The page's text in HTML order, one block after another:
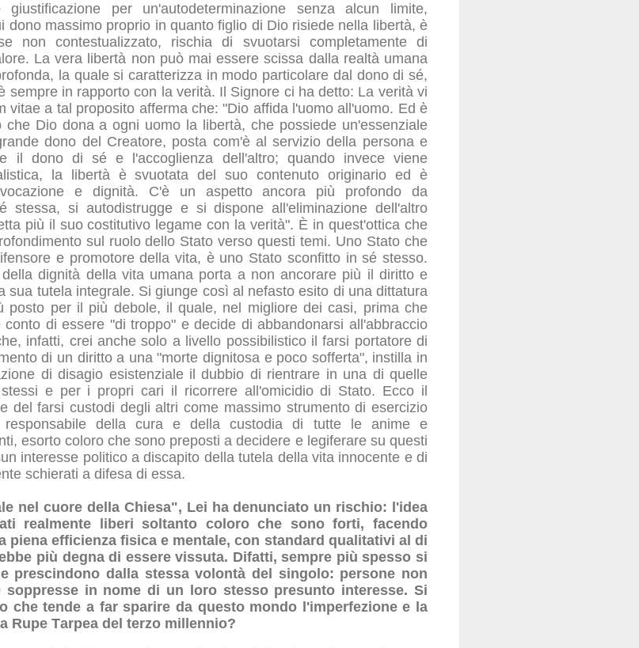
per un'autodeterminazione senza alcun limite,
dono massimo proprio in quanto figlio di Dio risiede nella libertà, è
non contestualizzato, rischia di svuotarsi completamente di
La vera libertà non può mai essere scissa dalla realtà umana
la quale si caratterizza in modo particolare dal dono di sé,
sempre in rapporto con la verità. Il Signore ci ha detto: La verità vi
vitae a tal proposito afferma che: "Dio affida l'uomo all'uomo. Ed è
Dio dona a ogni uomo la libertà, che possiede un'essenziale
dono del Creatore, posta com'è al servizio della persona e
il dono di sé e l'accoglienza dell'altro; quando invece viene
la libertà è svuotata del suo contenuto originario ed è
e dignità. C'è un aspetto ancora più profondo da
stessa, si autodistrugge e si dispone all'eliminazione dell'altro
più il suo costitutivo legame con la verità". È in quest'ottica che
sul ruolo dello Stato verso questi temi. Uno Stato che
e promotore della vita, è uno Stato sconfitto in sé stesso.
dignità della vita umana porta a non ancorare più il diritto e
sua tutela integrale. Si giunge così al nefasto esito di una dittatura
per il più debole, il quale, nel migliore dei casi, prima che
di essere "di troppo" e decide di abbandonarsi all'abbraccio
infatti, crei anche solo a livello possibilistico il farsi portatore di
di un diritto a una "morte dignitosa e poco sofferta", instilla in
di disagio esistenziale il dubbio di rientrare in una di quelle
e per i propri cari il ricorrere all'omicidio di Stato. Ecco il
del farsi custodi degli altri come massimo strumento di esercizio
della cura e della custodia di tutte le anime e
esorto coloro che sono preposti a decidere e legiferare su questi
interesse politico a discapito della tutela della vita innocente e di
schierati a difesa di essa.
nel cuore della Chiesa", Lei ha denunciato un rischio: l'idea
realmente liberi soltanto coloro che sono forti, facendo
piena efficienza fisica e mentale, con standard qualitativi al di
più degna di essere vissuta. Difatti, sempre più spesso si
prescindono dalla stessa volontà del singolo: persone non
in nome di un loro stesso presunto interesse. Si
che tende a far sparire da questo mondo l'imperfezione e la
Rupe Tarpea del terzo millennio?